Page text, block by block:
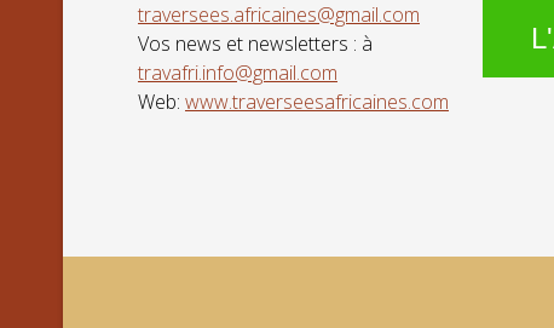
traversees.africaines@gmail.com
Vos news et newsletters : à
travafri.info@gmail.com
Web: www.traverseesafricaines.com